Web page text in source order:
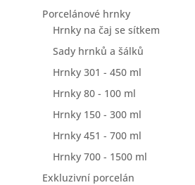
Porcelánové hrnky
Hrnky na čaj se sítkem
Sady hrnků a šálků
Hrnky 301 - 450 ml
Hrnky 80 - 100 ml
Hrnky 150 - 300 ml
Hrnky 451 - 700 ml
Hrnky 700 - 1500 ml
Exkluzivní porcelán